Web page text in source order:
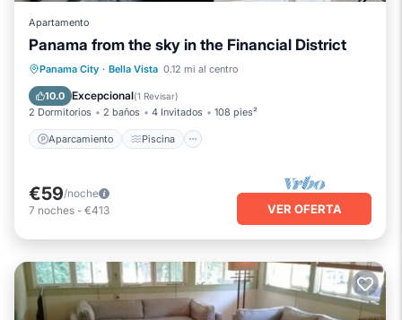
Apartamento
Panama from the sky in the Financial District
Panama City · Bella Vista 0.12 mi al centro
10.0 Excepcional(1 Revisar)
2 Dormitorios 2 baños 4 Invitados 108 pies²
Aparcamiento Piscina
Aparcamiento Piscina
Aire acondicionado
€59/noche
7 noches - €413 VER OFERTA